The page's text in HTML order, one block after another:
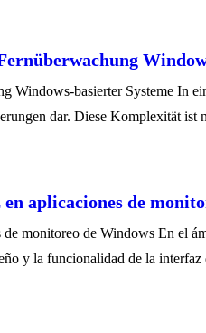
Windows-basierter Systeme
dar. Diese Komplexität
aplicaciones de
monitoreo de Windows En el
y la funcionalidad de la